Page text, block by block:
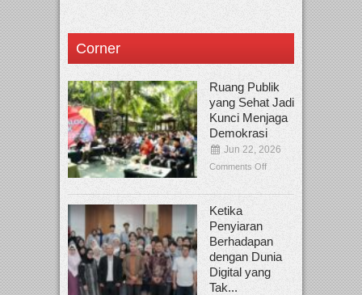
Corner
Ruang Publik
yang Sehat Jadi
Kunci Menjaga
Demokrasi
Jun 22, 2026
Comments Off
Ketika
Penyiaran
Berhadapan
dengan Dunia
Digital yang
Tak...